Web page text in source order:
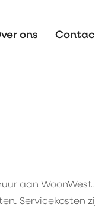
ons
aan
Servicekosten